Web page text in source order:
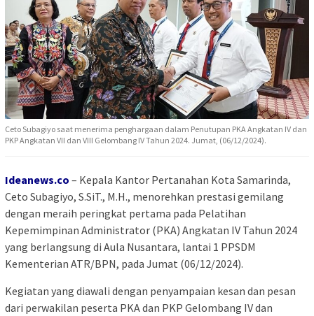
Ceto Subagiyo saat menerima penghargaan dalam Penutupan PKA Angkatan IV dan
PKP Angkatan VII dan VIII Gelombang IV Tahun 2024. Jumat, (06/12/2024).
Ideanews.co – Kepala Kantor Pertanahan Kota Samarinda,
Ceto Subagiyo, S.SiT., M.H., menorehkan prestasi gemilang
dengan meraih peringkat pertama pada Pelatihan
Kepemimpinan Administrator (PKA) Angkatan IV Tahun 2024
yang berlangsung di Aula Nusantara, lantai 1 PPSDM
Kementerian ATR/BPN, pada Jumat (06/12/2024).
Kegiatan yang diawali dengan penyampaian kesan dan pesan
dari perwakilan peserta PKA dan PKP Gelombang IV dan